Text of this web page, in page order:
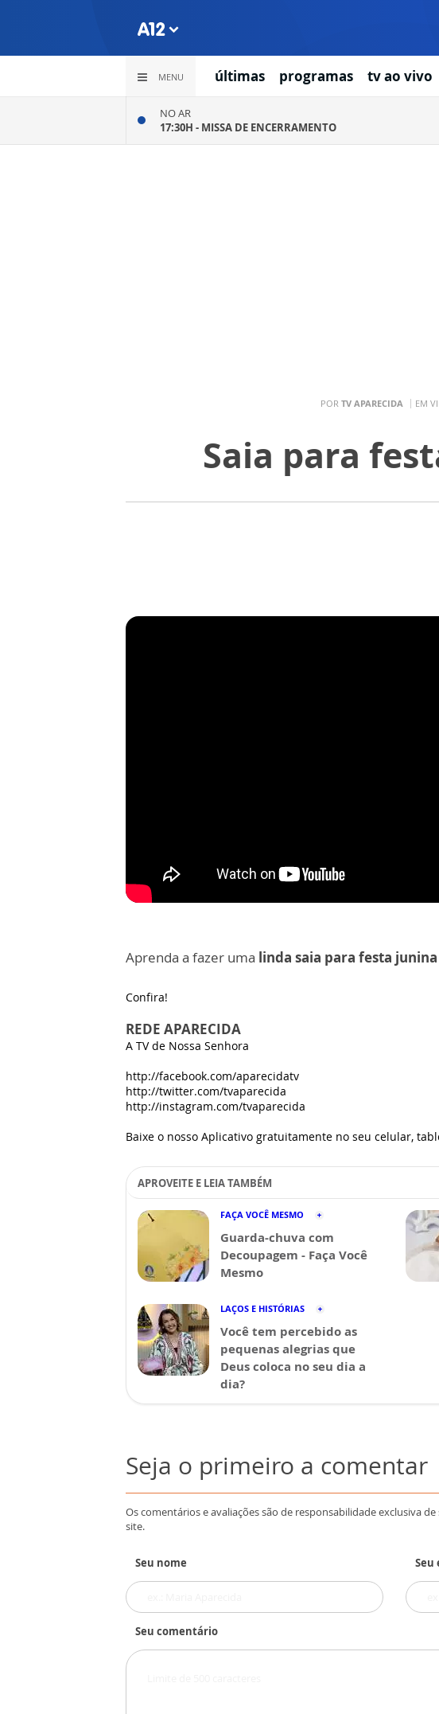
MENU últimas programas tv ao vivo
NO AR
17:30H - MISSA DE ENCERRAMENTO
POR TV APARECIDA EM
Saia para
Aprenda a fazer uma linda saia para festa junina
Confira!
REDE APARECIDA
A TV de Nossa Senhora
http://facebook.com/aparecidatv
http://twitter.com/tvaparecida
http://instagram.com/tvaparecida
Baixe o nosso Aplicativo gratuitamente no seu celular,
APROVEITE E LEIA TAMBÉM
FAÇA VOCÊ MESMO
Guarda-chuva com
Decoupagem - Faça Você
Mesmo
LAÇOS E HISTÓRIAS
Você tem percebido as
pequenas alegrias que
Deus coloca no seu dia a
dia?
Seja o primeiro a comentar
Os comentários e avaliações são de responsabilidade exclusiva
site.
Seu nome Seu
Seu comentário